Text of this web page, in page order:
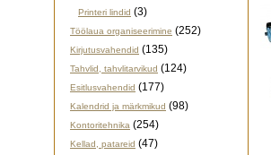
Printeri lindid (3)
Töölaua organiseerimine (252)
Kirjutusvahendid (135)
Tahvlid, tahvlitarvikud (124)
Esitlusvahendid (177)
Kalendrid ja märkmikud (98)
Kontoritehnika (254)
Kellad, patareid (47)